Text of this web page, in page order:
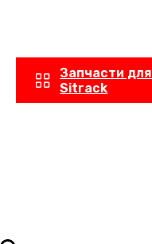
Запчасти для
Sitrack